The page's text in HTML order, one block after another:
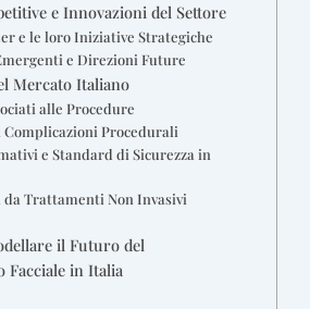
e Innovazioni del Settore
e le loro Iniziative Strategiche
e Direzioni Future
Mercato Italiano
alle Procedure
Complicazioni Procedurali
e Standard di Sicurezza in
da Trattamenti Non Invasivi
il Futuro del
Facciale in Italia